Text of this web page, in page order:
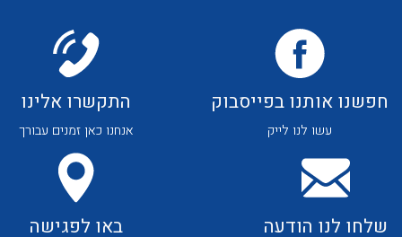
לכל מוצרי היצרן לכל מוצרי היצרן
חפשנו אותנו בפייסבוק
עשו לנו לייק
התקשרו אלינו
אנחנו כאן זמנים עבורך
שלחו לנו הודעה באו לפגישה